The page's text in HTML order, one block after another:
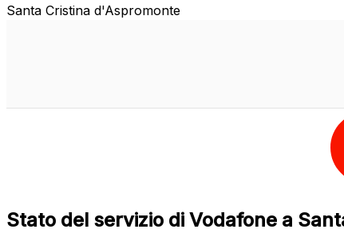
Santa Cristina d'Aspromonte
Stato del servizio di Vodafone a